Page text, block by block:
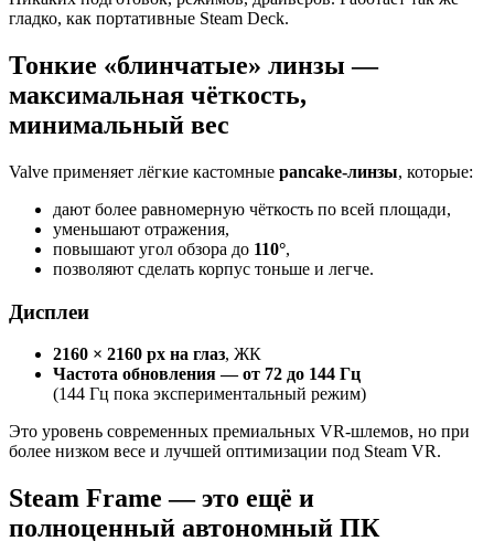
гладко, как портативные Steam Deck.
Тонкие «блинчатые» линзы —
максимальная чёткость,
минимальный вес
Valve применяет лёгкие кастомные pancake-линзы, которые:
дают более равномерную чёткость по всей площади,
уменьшают отражения,
повышают угол обзора до 110°,
позволяют сделать корпус тоньше и легче.
Дисплеи
2160 × 2160 px на глаз, ЖК
Частота обновления — от 72 до 144 Гц
(144 Гц пока экспериментальный режим)
Это уровень современных премиальных VR-шлемов, но при
более низком весе и лучшей оптимизации под Steam VR.
Steam Frame — это ещё и
полноценный автономный ПК